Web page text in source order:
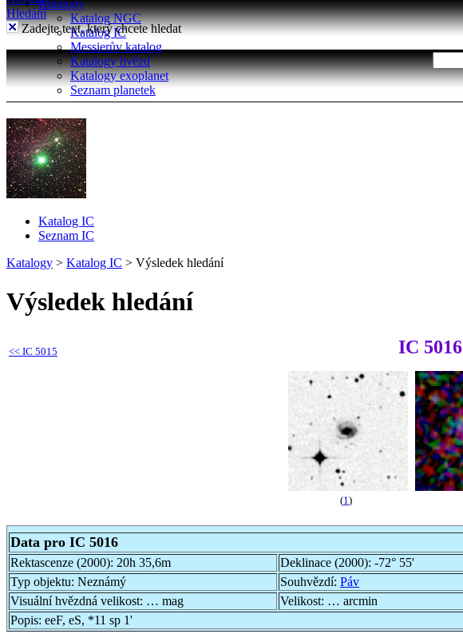
Katalogy
Katalog NGC
Katalog IC
Messierův katalog
Katalogy hvězd
Katalogy exoplanet
Seznam planetek
Hledání
Zadejte text, který chcete hledat
Katalog IC
Seznam IC
Katalogy > Katalog IC > Výsledek hledání
Výsledek hledání
<< IC 5015 IC 5016
(1 )
Data pro IC 5016
Rektascenze (2000): 20h 35,6m Deklinace (2000): -72° 55'
Typ objektu: Neznámý Souhvězdí: Páv
Visuální hvězdná velikost: … mag Velikost: … arcmin
Popis: eeF, eS, *11 sp 1'